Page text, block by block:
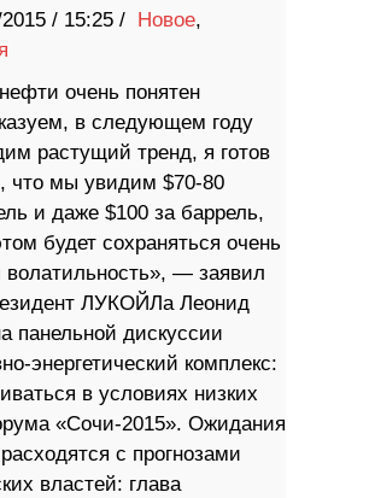
/ 15:25 / Новое,
очень понятен
в следующем году
растущий тренд, я готов
что мы увидим $70-80
и даже $100 за баррель,
будет сохраняться очень
волатильность», — заявил
ЛУКОЙЛа Леонид
панельной дискуссии
энергетический комплекс:
в условиях низких
«Сочи-2015». Ожидания
с прогнозами
властей: глава